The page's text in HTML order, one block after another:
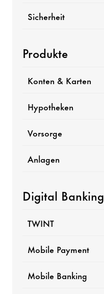
Sicherheit
Produkte
Konten & Karten
Hypotheken
Vorsorge
Anlagen
Digital Banking
TWINT
Mobile Payment
Mobile Banking